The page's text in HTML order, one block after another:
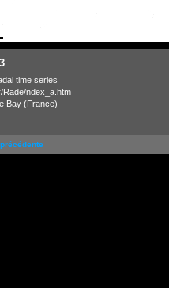
time series
Rade/ndex_a.htm
Bay (France)
précédente